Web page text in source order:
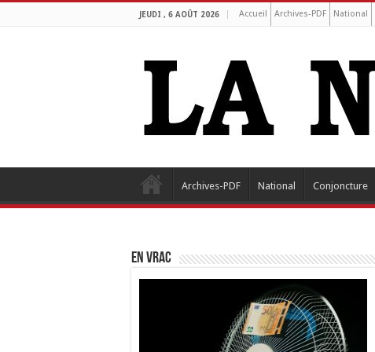
JEUDI , 6 AOÛT 2026 Accueil Archives-PDF National
Archives-PDF National Conjoncture
EN VRAC